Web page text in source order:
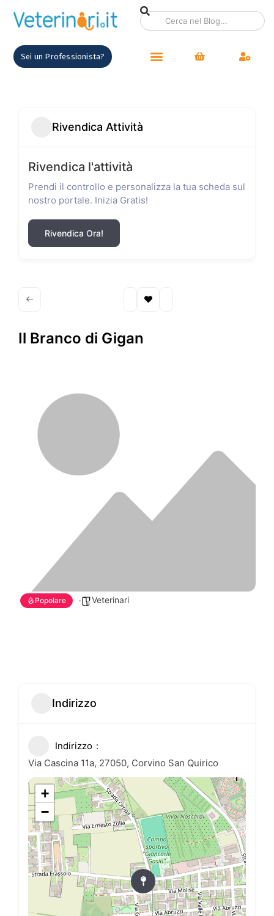
Sei un Professionista?
Rivendica Attività
Rivendica l'attività
Prendi il controllo e personalizza la tua scheda sul
nostro portale. Inizia Gratis!
Rivendica Ora!
Il Branco di Gigan
Popolare Veterinari
Indirizzo
Indirizzo
Via Cascina 11a, 27050, Corvino San Quirico
+
−